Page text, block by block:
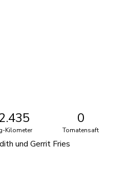
Kilometer
0
Tomatensaft
und Gerrit Fries